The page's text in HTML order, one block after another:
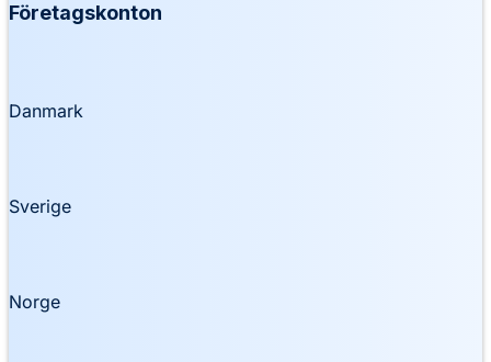
Företagskonton
Danmark
Sverige
Norge